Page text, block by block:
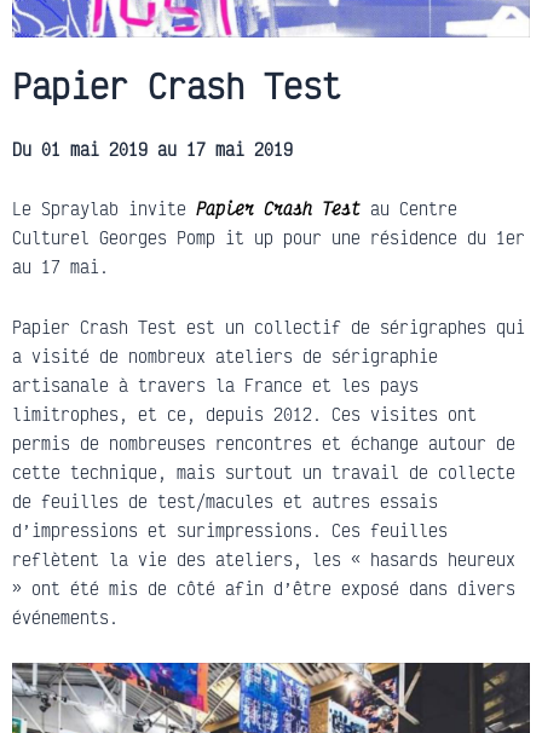
Papier Crash Test
Du 01 mai 2019 au 17 mai 2019
Le Spraylab invite Papier Crash Test au Centre
Culturel Georges Pomp it up pour une résidence du 1er
au 17 mai.
Papier Crash Test est un collectif de sérigraphes qui
a visité de nombreux ateliers de sérigraphie
artisanale à travers la France et les pays
limitrophes, et ce, depuis 2012. Ces visites ont
permis de nombreuses rencontres et échange autour de
cette technique, mais surtout un travail de collecte
de feuilles de test/macules et autres essais
d’impressions et surimpressions. Ces feuilles
reflètent la vie des ateliers, les « hasards heureux
» ont été mis de côté afin d’être exposé dans divers
événements.